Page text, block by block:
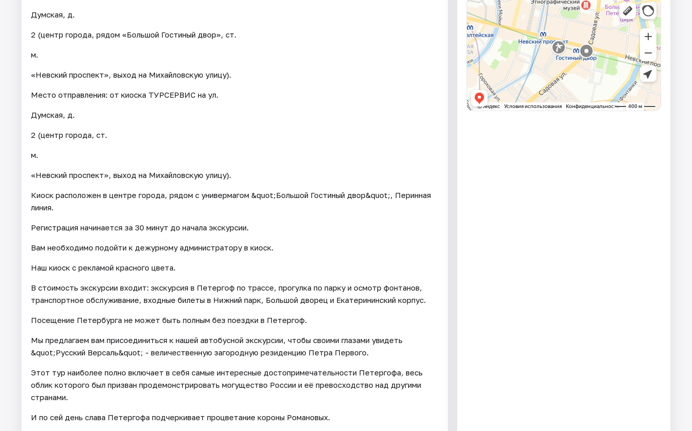
Думская, д.
2 (центр города, рядом «Большой Гостиный двор», ст.
м.
«Невский проспект», выход на Михайловскую улицу).
Место отправления: от киоска ТУРСЕРВИС на ул.
Думская, д.
2 (центр города, ст.
м.
«Невский проспект», выход на Михайловскую улицу).
Киоск расположен в центре города, рядом с универмагом &quot;Большой Гостиный двор&quot;, Перинная
линия.
Регистрация начинается за 30 минут до начала экскурсии.
Вам необходимо подойти к дежурному администратору в киоск.
Наш киоск с рекламой красного цвета.
В стоимость экскурсии входит: экскурсия в Петергоф по трассе, прогулка по парку и осмотр фонтанов,
транспортное обслуживание, входные билеты в Нижний парк, Большой дворец и Екатерининский корпус.
Посещение Петербурга не может быть полным без поездки в Петергоф.
Мы предлагаем вам присоединиться к нашей автобусной экскурсии, чтобы своими глазами увидеть
&quot;Русский Версаль&quot; - величественную загородную резиденцию Петра Первого.
Этот тур наиболее полно включает в себя самые интересные достопримечательности Петергофа, весь
облик которого был призван продемонстрировать могущество России и её превосходство над другими
странами.
И по сей день слава Петергофа подчеркивает процветание короны Романовых.